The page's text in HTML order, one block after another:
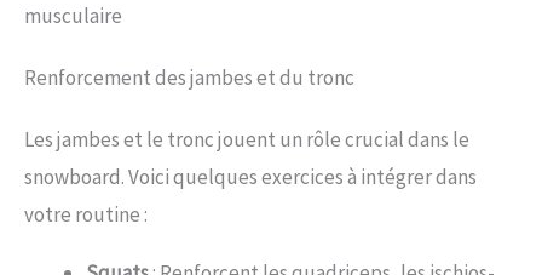
musculaire
Renforcement des jambes et du tronc
Les jambes et le tronc jouent un rôle crucial dans le
snowboard. Voici quelques exercices à intégrer dans
votre routine :